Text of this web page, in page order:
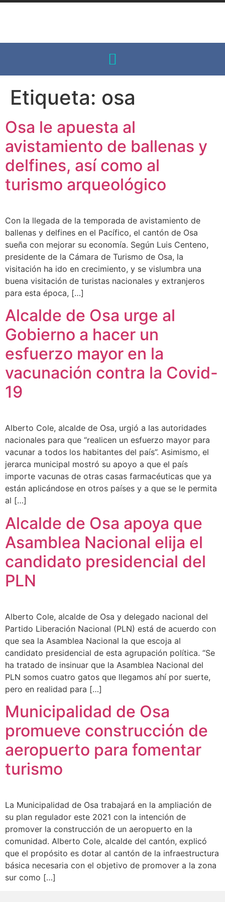
Etiqueta: osa
Osa le apuesta al
avistamiento de ballenas y
delfines, así como al
turismo arqueológico
Con la llegada de la temporada de avistamiento de
ballenas y delfines en el Pacífico, el cantón de Osa
sueña con mejorar su economía. Según Luis Centeno,
presidente de la Cámara de Turismo de Osa, la
visitación ha ido en crecimiento, y se vislumbra una
buena visitación de turistas nacionales y extranjeros
para esta época, […]
Alcalde de Osa urge al
Gobierno a hacer un
esfuerzo mayor en la
vacunación contra la Covid-
19
Alberto Cole, alcalde de Osa, urgió a las autoridades
nacionales para que “realicen un esfuerzo mayor para
vacunar a todos los habitantes del país”. Asimismo, el
jerarca municipal mostró su apoyo a que el país
importe vacunas de otras casas farmacéuticas que ya
están aplicándose en otros países y a que se le permita
al […]
Alcalde de Osa apoya que
Asamblea Nacional elija el
candidato presidencial del
PLN
Alberto Cole, alcalde de Osa y delegado nacional del
Partido Liberación Nacional (PLN) está de acuerdo con
que sea la Asamblea Nacional la que escoja al
candidato presidencial de esta agrupación política. “Se
ha tratado de insinuar que la Asamblea Nacional del
PLN somos cuatro gatos que llegamos ahí por suerte,
pero en realidad para […]
Municipalidad de Osa
promueve construcción de
aeropuerto para fomentar
turismo
La Municipalidad de Osa trabajará en la ampliación de
su plan regulador este 2021 con la intención de
promover la construcción de un aeropuerto en la
comunidad. Alberto Cole, alcalde del cantón, explicó
que el propósito es dotar al cantón de la infraestructura
básica necesaria con el objetivo de promover a la zona
sur como […]